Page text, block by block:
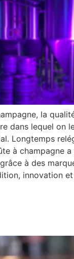
la
dans lequel on
Longtemps
à champagne a
à des
innovation